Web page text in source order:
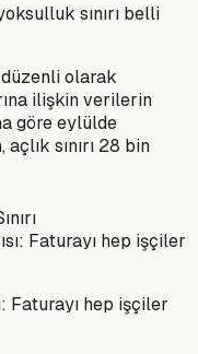
sınırı belli
olarak
ilişkin verilerin
göre eylülde
sınırı 28 bin
Faturayı hep işçiler